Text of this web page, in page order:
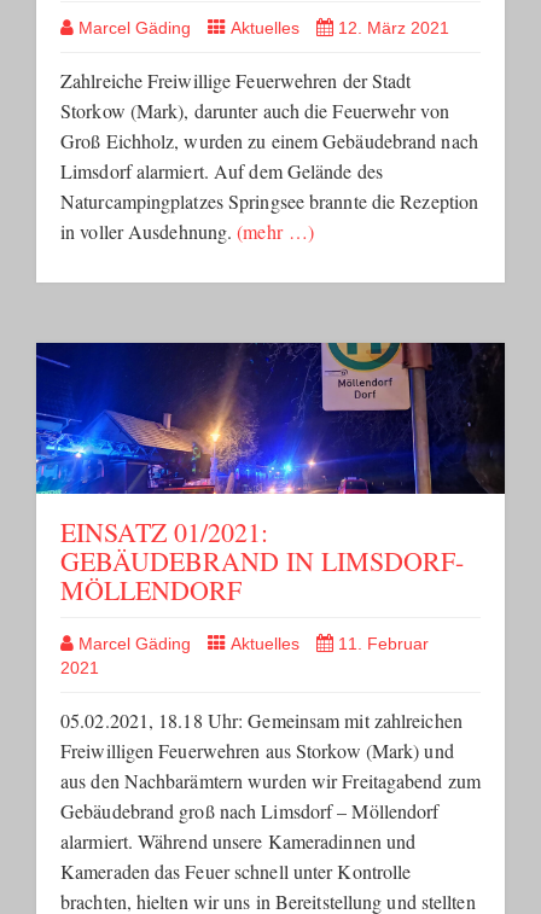
Marcel Gäding Aktuelles 12. März 2021
Zahlreiche Freiwillige Feuerwehren der Stadt
Storkow (Mark), darunter auch die Feuerwehr von
Groß Eichholz, wurden zu einem Gebäudebrand nach
Limsdorf alarmiert. Auf dem Gelände des
Naturcampingplatzes Springsee brannte die Rezeption
in voller Ausdehnung.(mehr …)
EINSATZ 01/2021:
GEBÄUDEBRAND IN LIMSDORF-
MÖLLENDORF
Marcel Gäding Aktuelles
11. Februar
2021
05.02.2021, 18.18 Uhr: Gemeinsam mit zahlreichen
Freiwilligen Feuerwehren aus Storkow (Mark) und
aus den Nachbarämtern wurden wir Freitagabend zum
Gebäudebrand groß nach Limsdorf – Möllendorf
alarmiert. Während unsere Kameradinnen und
Kameraden das Feuer schnell unter Kontrolle
brachten, hielten wir uns in Bereitstellung und stellten